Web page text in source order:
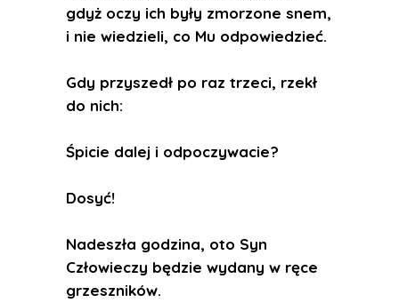
gdyż oczy ich były zmorzone snem,
i nie wiedzieli, co Mu odpowiedzieć.
Gdy przyszedł po raz trzeci, rzekł
do nich:
Śpicie dalej i odpoczywacie?
Dosyć!
Nadeszła godzina, oto Syn
Człowieczy będzie wydany w ręce
grzeszników.